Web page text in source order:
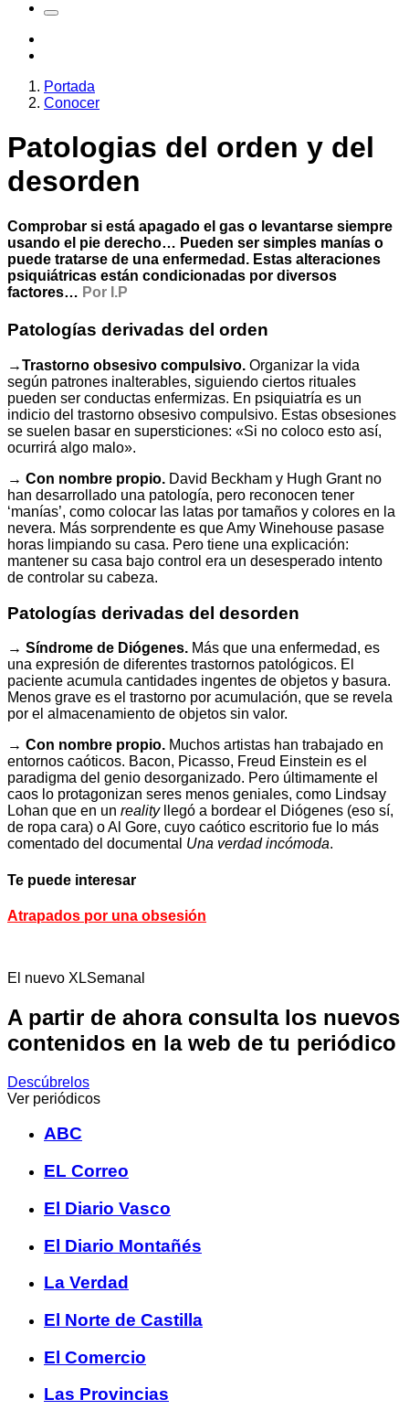
Portada
Conocer
Patologias del orden y del
desorden
Comprobar si está apagado el gas o levantarse siempre
usando el pie derecho… Pueden ser simples manías o
puede tratarse de una enfermedad. Estas alteraciones
psiquiátricas están condicionadas por diversos
factores… Por I.P
Patologías derivadas del orden
→Trastorno obsesivo compulsivo. Organizar la vida
según patrones inalterables, siguiendo ciertos rituales
pueden ser conductas enfermizas. En psiquiatría es un
indicio del trastorno obsesivo compulsivo. Estas obsesiones
se suelen basar en supersticiones: «Si no coloco esto así,
ocurrirá algo malo».
→ Con nombre propio. David Beckham y Hugh Grant no
han desarrollado una patología, pero reconocen tener
‘manías’, como colocar las latas por tamaños y colores en la
nevera. Más sorprendente es que Amy Winehouse pasase
horas limpiando su casa. Pero tiene una explicación:
mantener su casa bajo control era un desesperado intento
de controlar su cabeza.
Patologías derivadas del desorden
→ Síndrome de Diógenes. Más que una enfermedad, es
una expresión de diferentes trastornos patológicos. El
paciente acumula cantidades ingentes de objetos y basura.
Menos grave es el trastorno por acumulación, que se revela
por el almacenamiento de objetos sin valor.
→ Con nombre propio. Muchos artistas han trabajado en
entornos caóticos. Bacon, Picasso, Freud Einstein es el
paradigma del genio desorganizado. Pero últimamente el
caos lo protagonizan seres menos geniales, como Lindsay
Lohan que en un realityllegó a bordear el Diógenes (eso sí,
de ropa cara) o Al Gore, cuyo caótico escritorio fue lo más
comentado del documental Una verdad incómoda.
Te puede interesar
Atrapados por una obsesión
El nuevo XLSemanal
A partir de ahora consulta los nuevos
contenidos en la web de tu periódico
Descúbrelos
Ver periódicos
ABC
EL Correo
El Diario Vasco
El Diario Montañés
La Verdad
El Norte de Castilla
El Comercio
Las Provincias